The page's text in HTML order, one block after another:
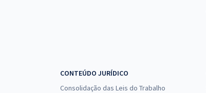
CONTEÚDO JURÍDICO
Consolidação das Leis do Trabalho